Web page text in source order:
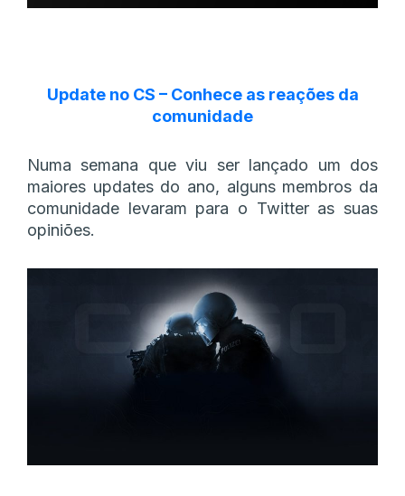
Update no CS – Conhece as reações da
comunidade
Numa semana que viu ser lançado um dos
maiores updates do ano, alguns membros da
comunidade levaram para o Twitter as suas
opiniões.